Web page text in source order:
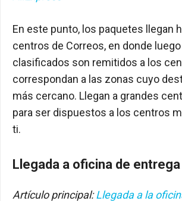
En este punto, los paquetes llegan
centros de Correos, en donde
clasificados son remitidos a los
correspondan a las zonas cuyo
más cercano. Llegan a grandes
para ser dispuestos a los centros
ti.
Llegada a oficina de entrega
Artículo principal:Llegada a la